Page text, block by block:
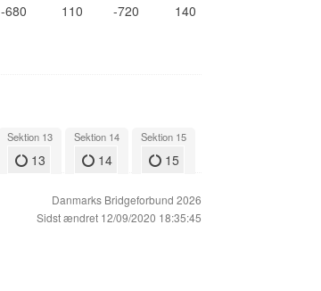
-680 110 -720 140
Sektion 13
13
Sektion 14
14
Sektion 15
15
Danmarks Bridgeforbund 2026
Sidst ændret 12/09/2020 18:35:45